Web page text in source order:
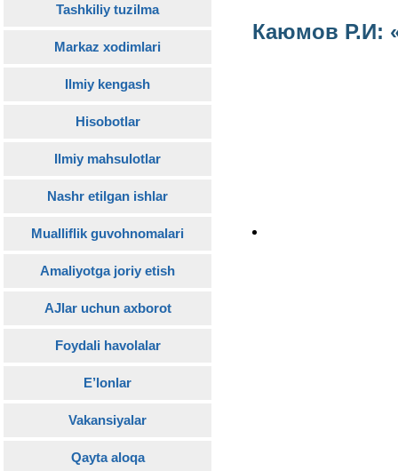
Tashkiliy tuzilma
Markaz xodimlari
Ilmiy kengash
Hisobotlar
Ilmiy mahsulotlar
Nashr etilgan ishlar
Mualliflik guvohnomalari
Amaliyotga joriy etish
AJlar uchun axborot
Foydali havolalar
E’lonlar
Vakansiyalar
Qayta aloqa
Каюмов Р.И: